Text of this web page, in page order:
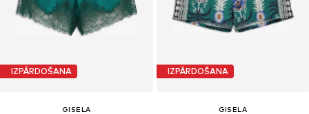
IZPĀRDOŠANA
GISELA
IZPĀRDOŠANA
GISELA